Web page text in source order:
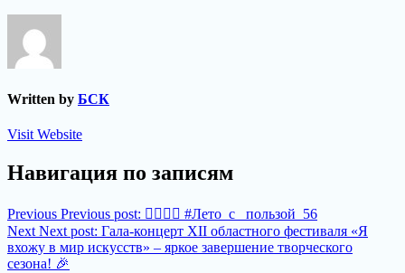
Written by БСК
Visit Website
Навигация по записям
Previous Previous post: 👷‍♂👷‍♀ #Лето_с_ пользой_56
Next Next post: Гала-концерт ХII областного фестиваля «Я
вхожу в мир искусств» – яркое завершение творческого
сезона! 🎉